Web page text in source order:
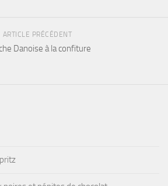
ARTICLE PRÉCÉDENT
Danoise à la confiture